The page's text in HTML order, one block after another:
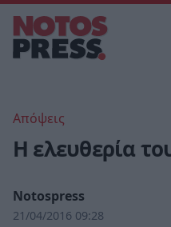
Απόψεις
Η ελευθερία
Notospress
21/04/2016 09:28